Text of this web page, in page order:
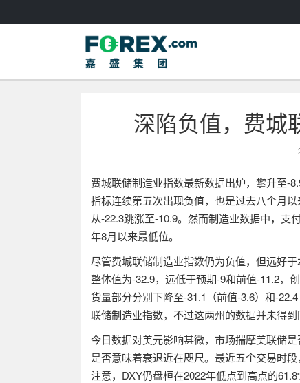
深陷负值，费城
费城联储制造业指数最新数据出炉， 攀升至-
指标连续第五次出现负值， 也是过去八个月
从-22.3跳涨至-10.9。然而制造业数据中，支
年8月以来最低位。
尽管费城联储制造业指数仍为负值，但远好
整体值为-32.9，远低于预期-9和前值-11.2，
货量部分分别下降至-31.1 （前值-3.6）和-22.4
联储制造业指数， 不过这两州的数据并未得到
今日数据对美元影响甚微，市场揣摩美联储
是否意味着衰退近在咫尺。最近五个交易时
注意， DXY仍盘桓在2022年低点到高点的